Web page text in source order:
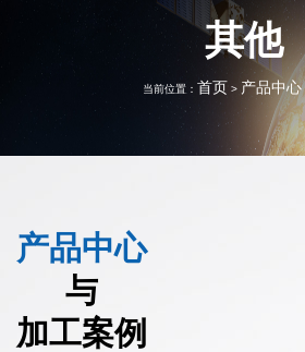
其他
当前位置： 首页 > 产品中心
产品中心
与
加工案例